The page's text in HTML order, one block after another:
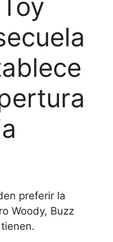
preferir la
Woody, Buzz